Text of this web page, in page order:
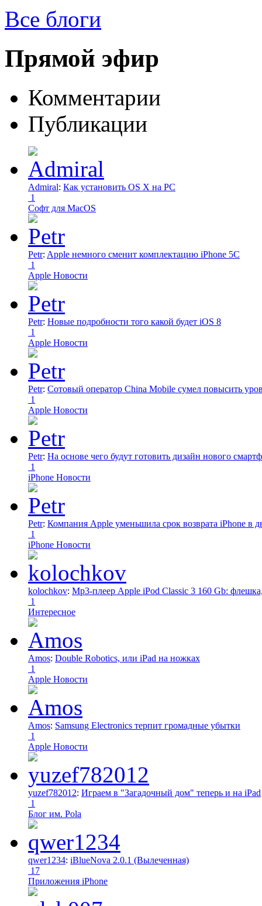
Все блоги
Прямой эфир
Комментарии
Публикации
Admiral: Как установить OS X на PC
1
Софт для MacOS
Petr: Apple немного сменит комплектацию iPhone 5C
1
Apple Новости
Petr: Новые подробности того какой будет iOS 8
1
Apple Новости
Petr: Сотовый оператор China Mobile сумел повысить
1
Apple Новости
Petr: На основе чего будут готовить дизайн нового
1
iPhone Новости
Petr: Компания Apple уменьшила срок возврата iPhone в
1
iPhone Новости
kolochkov: Mp3-плеер Apple iPod Classic 3 160 Gb:
1
Интересное
Amos: Double Robotics, или iPad на ножках
1
Apple Новости
Amos: Samsung Electronics терпит громадные убытки
1
Apple Новости
yuzef782012: Играем в "Загадочный дом" теперь и на iPad
1
Блог им. Pola
qwer1234: iBlueNova 2.0.1 (Вылеченная)
17
Приложения iPhone